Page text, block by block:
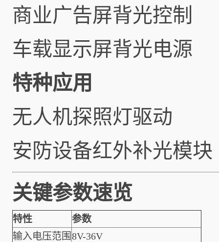
商业广告屏背光控制
车载显示屏背光电源
特种应用
无人机探照灯驱动
安防设备红外补光模块
关键参数速览
特性
参数
输入电压范围 8V-36V